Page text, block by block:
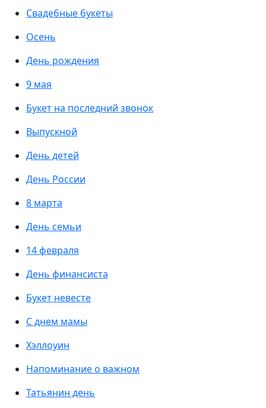
Свадебные букеты
Осень
День рождения
9 мая
Букет на последний звонок
Выпускной
День детей
День России
8 марта
День семьи
14 февраля
День финансиста
Букет невесте
С днем мамы
Хэллоуин
Напоминание о важном
Татьянин день